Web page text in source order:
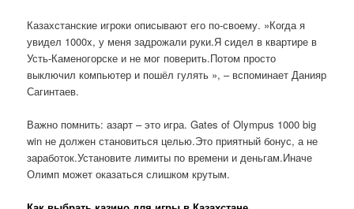
Казахстанские игроки описывают его по-своему. »Когда я
увидел 1000x, у меня задрожали руки.Я сидел в квартире в
Усть-Каменогорске и не мог поверить.Потом просто
выключил компьютер и пошёл гулять », – вспоминает Данияр
Сагинтаев.
Важно помнить: азарт – это игра. Gates of Olympus 1000 big
win не должен становиться целью.Это приятный бонус, а не
заработок.Установите лимиты по времени и деньгам.Иначе
Олимп может оказаться слишком крутым.